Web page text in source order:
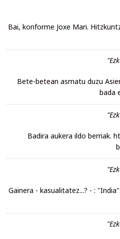
Bai, konforme Joxe Mari.
Bete-betean asmatu duzu
bada
Badira aukera ildo berriak.
Gainera - kasualitatez...? - :